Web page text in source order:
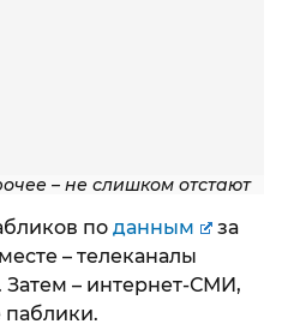
– не слишком отстают
по данным
за
– телеканалы
– интернет-СМИ,
паблики.